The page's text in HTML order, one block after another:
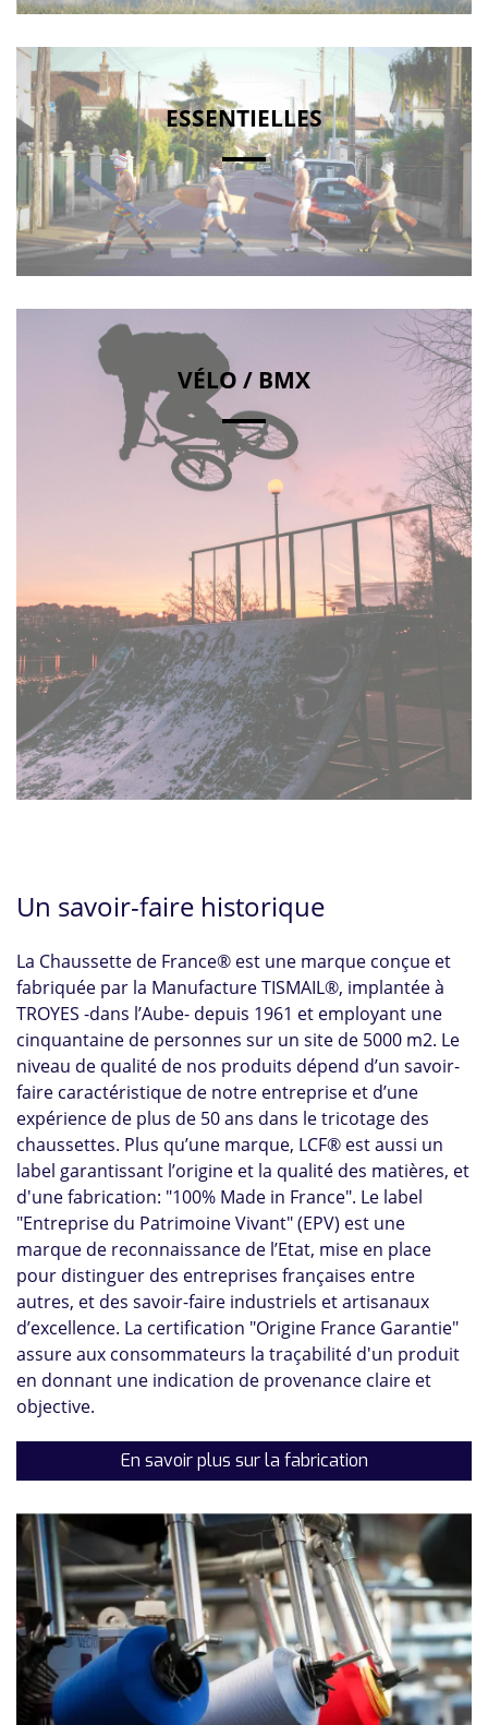
ESSENTIELLES
VÉLO / BMX
Un savoir-faire historique
La Chaussette de France® est une marque conçue et
fabriquée par la Manufacture TISMAIL®, implantée à
TROYES -dans l’Aube- depuis 1961 et employant une
cinquantaine de personnes sur un site de 5000 m2. Le
niveau de qualité de nos produits dépend d’un savoir-
faire caractéristique de notre entreprise et d’une
expérience de plus de 50 ans dans le tricotage des
chaussettes. Plus qu’une marque, LCF® est aussi un
label garantissant l’origine et la qualité des matières, et
d'une fabrication: "100% Made in France". Le label
"Entreprise du Patrimoine Vivant" (EPV) est une
marque de reconnaissance de l’Etat, mise en place
pour distinguer des entreprises françaises entre
autres, et des savoir-faire industriels et artisanaux
d’excellence. La certification "Origine France Garantie"
assure aux consommateurs la traçabilité d'un produit
en donnant une indication de provenance claire et
objective.
En savoir plus sur la fabrication